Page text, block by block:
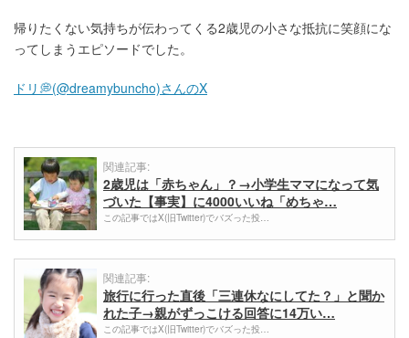
帰りたくない気持ちが伝わってくる2歳児の小さな抵抗に笑顔にな
ってしまうエピソードでした。
ドリ💭(@dreamybuncho)さんのX
関連記事:
2歳児は「赤ちゃん」？→小学生ママになって気
づいた【事実】に4000いいね「めちゃ…
この記事ではX(旧Twitter)でバズった投…
関連記事:
旅行に行った直後「三連休なにしてた？」と聞か
れた子→親がずっこける回答に14万い…
この記事ではX(旧Twitter)でバズった投…